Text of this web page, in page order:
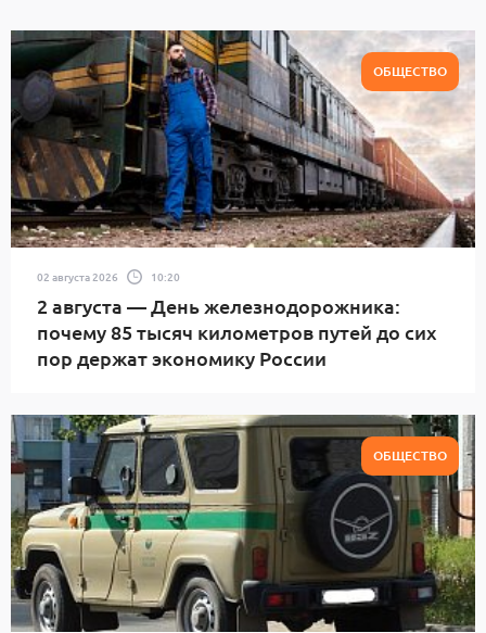
ОБЩЕСТВО
02 августа 2026 10:20
2 августа — День железнодорожника:
почему 85 тысяч километров путей до сих
пор держат экономику России
ОБЩЕСТВО